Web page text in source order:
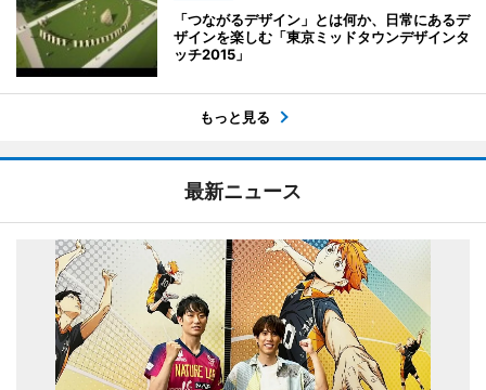
「つながるデザイン」とは何か、日常にあるデ
ザインを楽しむ「東京ミッドタウンデザインタ
ッチ2015」
もっと見る
最新ニュース